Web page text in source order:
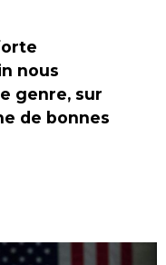
nous
genre, sur
de bonnes